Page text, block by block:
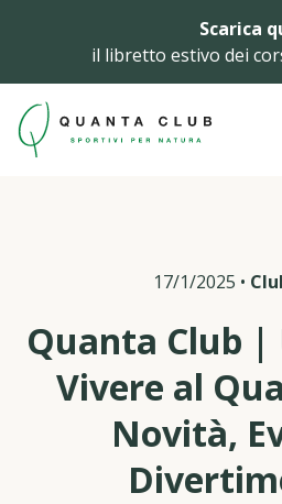
Scarica
il libretto estivo dei
17/1/2025 •
Quanta Club |
Vivere al
Novità,